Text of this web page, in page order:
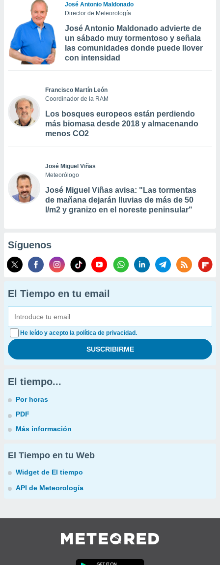
José Antonio Maldonado
Director de Meteorología
José Antonio Maldonado advierte de
un sábado muy tormentoso y señala
las comunidades donde puede llover
con intensidad
Francisco Martín León
Coordinador de la RAM
Los bosques europeos están perdiendo
más biomasa desde 2018 y almacenando
menos CO2
José Miguel Viñas
Meteorólogo
José Miguel Viñas avisa: "Las tormentas
de mañana dejarán lluvias de más de 50
l/m2 y granizo en el noreste peninsular"
Síguenos
El Tiempo en tu email
He leído y acepto la política de privacidad.
El tiempo...
Por horas
PDF
Más información
El Tiempo en tu Web
Widget de El tiempo
API de Meteorología